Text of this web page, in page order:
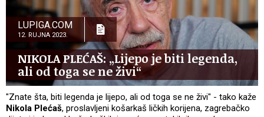
LUPIGA.COM
12. RUJNA 2023.
NIKOLA PLEĆAŠ: „Lijepo je biti legenda,
ali od toga se ne živi“
"Znate šta, biti legenda je lijepo, ali od toga se ne živi" - tako kaže
Nikola Plećaš, proslavljeni košarkaš ličkih korijena, zagrebačko